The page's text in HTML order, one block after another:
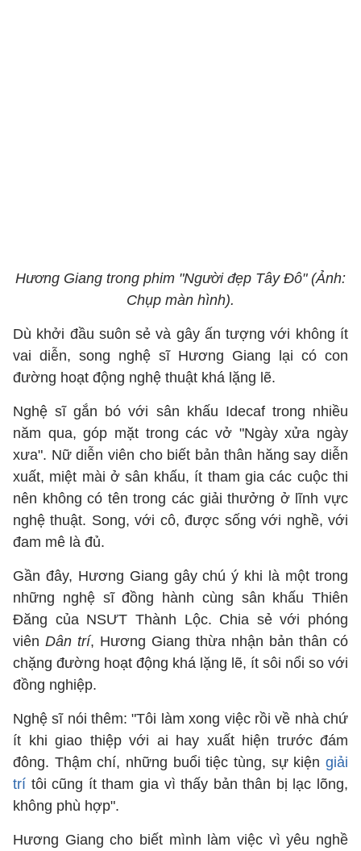
Hương Giang trong phim "Người đẹp Tây Đô" (Ảnh:
Chụp màn hình).
Dù khởi đầu suôn sẻ và gây ấn tượng với không ít
vai diễn, song nghệ sĩ Hương Giang lại có con
đường hoạt động nghệ thuật khá lặng lẽ.
Nghệ sĩ gắn bó với sân khấu Idecaf trong nhiều
năm qua, góp mặt trong các vở "Ngày xửa ngày
xưa". Nữ diễn viên cho biết bản thân hăng say diễn
xuất, miệt mài ở sân khấu, ít tham gia các cuộc thi
nên không có tên trong các giải thưởng ở lĩnh vực
nghệ thuật. Song, với cô, được sống với nghề, với
đam mê là đủ.
Gần đây, Hương Giang gây chú ý khi là một trong
những nghệ sĩ đồng hành cùng sân khấu Thiên
Đăng của NSƯT Thành Lộc. Chia sẻ với phóng
viên Dân trí, Hương Giang thừa nhận bản thân có
chặng đường hoạt động khá lặng lẽ, ít sôi nổi so với
đồng nghiệp.
Nghệ sĩ nói thêm: "Tôi làm xong việc rồi về nhà chứ
ít khi giao thiệp với ai hay xuất hiện trước đám
đông. Thậm chí, những buổi tiệc tùng, sự kiện giải
trí tôi cũng ít tham gia vì thấy bản thân bị lạc lõng,
không phù hợp".
Hương Giang cho biết mình làm việc vì yêu nghề